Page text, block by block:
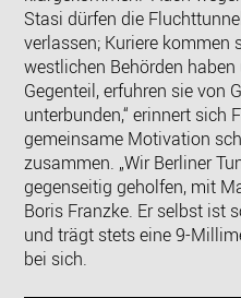
Stasi dürfen die
verlassen; Kuriere kommen
westlichen Behörden
Gegenteil, erfuhren sie von
unterbunden,“ erinnert sich
gemeinsame Motivation
zusammen. „Wir Berliner
gegenseitig geholfen, mit
Boris Franzke. Er selbst ist
und trägt stets eine 9-
bei sich.